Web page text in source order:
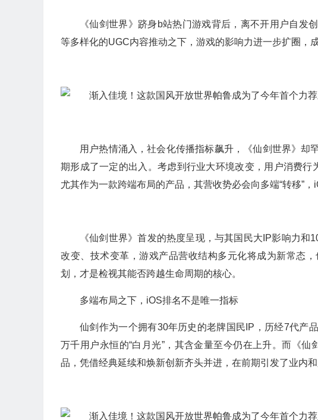
《仙剑世界》跻身b站热门游戏背后，离不开用户自发
等多样化的UGC内容推动之下，游戏的影响力进一步扩圈，
用户热情涌入，社会化传播指标飙升，《仙剑世界》
期形成了一定的出入。考虑到行业大环境改变，用户消费行
尤其作为一款跨端布局的产品，其营收势必会向多端“转移”，
《仙剑世界》首发的热度呈现，与其国民大IP影响力
改变、技术变革，游戏产品营收结构多元化将成为新常态
划，才是检视其能否跨越生命周期的核心。
多端布局之下，iOS排名不是唯一指标
仙剑作为一个拥有30年历史的老牌国民IP，历经7代产
万千用户永恒的“白月光”，其含金量至今仍在上升。而《
品，凭借经典延续和焕新创新齐头并进，在前期引发了业内和